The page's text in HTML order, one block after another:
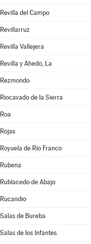
Revilla del Campo
Revillarruz
Revilla Vallejera
Revilla y Ahedo, La
Rezmondo
Riocavado de la Sierra
Roa
Rojas
Royuela de Río Franco
Rubena
Rublacedo de Abajo
Rucandio
Salas de Bureba
Salas de los Infantes